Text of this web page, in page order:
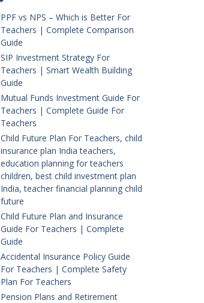
PPF vs NPS – Which is Better For
Teachers | Complete Comparison
Guide
SIP Investment Strategy For
Teachers | Smart Wealth Building
Guide
Mutual Funds Investment Guide For
Teachers | Complete Guide For
Teachers
Child Future Plan For Teachers, child
insurance plan India teachers,
education planning for teachers
children, best child investment plan
India, teacher financial planning child
future
Child Future Plan and Insurance
Guide For Teachers | Complete
Guide
Accidental Insurance Policy Guide
For Teachers | Complete Safety
Plan For Teachers
Pension Plans and Retirement